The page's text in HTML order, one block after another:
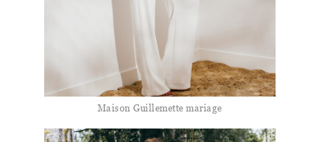
Maison Guillemette mariage